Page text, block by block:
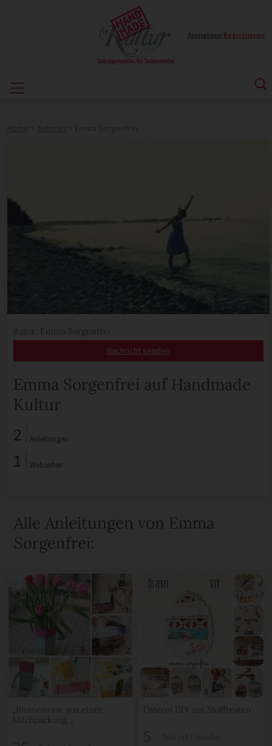
Anmelden Registrieren
Autor: Emma Sorgenfrei
Nachricht senden
Emma Sorgenfrei auf Handmade
Kultur
2 Anleitungen
1 Webseiten
Alle Anleitungen von Emma
Sorgenfrei:
„Blumenvase aus einer
Milchpackung „
Osterei DIY aus Stoffresten